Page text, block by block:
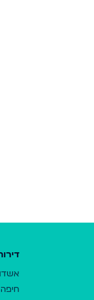
חיפה